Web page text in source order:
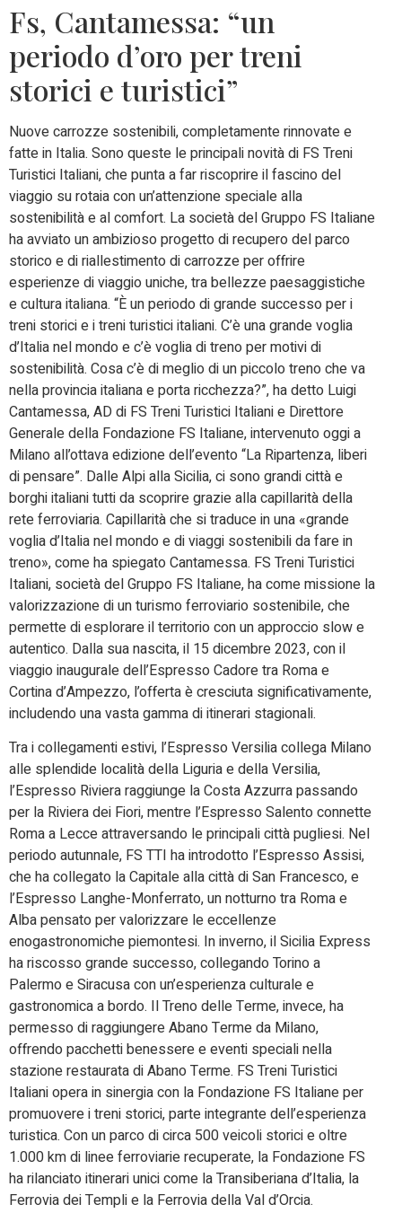
Fs, Cantamessa: “un
periodo d’oro per treni
storici e turistici”
Nuove carrozze sostenibili, completamente rinnovate e
fatte in Italia. Sono queste le principali novità di FS Treni
Turistici Italiani, che punta a far riscoprire il fascino del
viaggio su rotaia con un’attenzione speciale alla
sostenibilità e al comfort. La società del Gruppo FS Italiane
ha avviato un ambizioso progetto di recupero del parco
storico e di riallestimento di carrozze per offrire
esperienze di viaggio uniche, tra bellezze paesaggistiche
e cultura italiana. “È un periodo di grande successo per i
treni storici e i treni turistici italiani. C’è una grande voglia
d’Italia nel mondo e c’è voglia di treno per motivi di
sostenibilità. Cosa c’è di meglio di un piccolo treno che va
nella provincia italiana e porta ricchezza?”, ha detto Luigi
Cantamessa, AD di FS Treni Turistici Italiani e Direttore
Generale della Fondazione FS Italiane, intervenuto oggi a
Milano all’ottava edizione dell’evento “La Ripartenza, liberi
di pensare”. Dalle Alpi alla Sicilia, ci sono grandi città e
borghi italiani tutti da scoprire grazie alla capillarità della
rete ferroviaria. Capillarità che si traduce in una «grande
voglia d’Italia nel mondo e di viaggi sostenibili da fare in
treno», come ha spiegato Cantamessa. FS Treni Turistici
Italiani, società del Gruppo FS Italiane, ha come missione la
valorizzazione di un turismo ferroviario sostenibile, che
permette di esplorare il territorio con un approccio slow e
autentico. Dalla sua nascita, il 15 dicembre 2023, con il
viaggio inaugurale dell’Espresso Cadore tra Roma e
Cortina d’Ampezzo, l’offerta è cresciuta significativamente,
includendo una vasta gamma di itinerari stagionali.
Tra i collegamenti estivi, l’Espresso Versilia collega Milano
alle splendide località della Liguria e della Versilia,
l’Espresso Riviera raggiunge la Costa Azzurra passando
per la Riviera dei Fiori, mentre l’Espresso Salento connette
Roma a Lecce attraversando le principali città pugliesi. Nel
periodo autunnale, FS TTI ha introdotto l’Espresso Assisi,
che ha collegato la Capitale alla città di San Francesco, e
l’Espresso Langhe-Monferrato, un notturno tra Roma e
Alba pensato per valorizzare le eccellenze
enogastronomiche piemontesi. In inverno, il Sicilia Express
ha riscosso grande successo, collegando Torino a
Palermo e Siracusa con un’esperienza culturale e
gastronomica a bordo. Il Treno delle Terme, invece, ha
permesso di raggiungere Abano Terme da Milano,
offrendo pacchetti benessere e eventi speciali nella
stazione restaurata di Abano Terme. FS Treni Turistici
Italiani opera in sinergia con la Fondazione FS Italiane per
promuovere i treni storici, parte integrante dell’esperienza
turistica. Con un parco di circa 500 veicoli storici e oltre
1.000 km di linee ferroviarie recuperate, la Fondazione FS
ha rilanciato itinerari unici come la Transiberiana d’Italia, la
Ferrovia dei Templi e la Ferrovia della Val d’Orcia.